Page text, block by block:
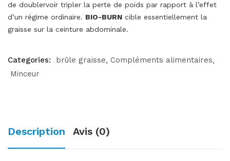
de doublervoir tripler la perte de poids par rapport à l’effet
d’un régime ordinaire. BIO-BURN cible essentiellement la
graisse sur la ceinture abdominale.
Categories: brûle graisse Compléments alimentaires
Minceur
Description Avis (0)